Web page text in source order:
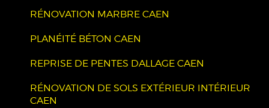
RÉNOVATION MARBRE CAEN
PLANÉITÉ BÉTON CAEN
REPRISE DE PENTES DALLAGE CAEN
RÉNOVATION DE SOLS EXTÉRIEUR INTÉRIEUR
CAEN